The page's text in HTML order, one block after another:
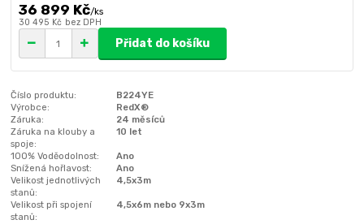
36 899 Kč/ks
30 495 Kč bez DPH
Přidat do košíku
Číslo produktu:
B224YE
Výrobce:
RedX®
Záruka:
24 měsíců
Záruka na klouby a
spoje:
10 let
100% Voděodolnost:
Ano
Snížená hořlavost:
Ano
Velikost jednotlivých
stanů:
4,5x3m
Velikost při spojení
stanů:
4,5x6m nebo 9x3m